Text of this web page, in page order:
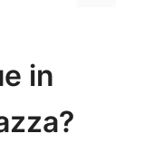
in